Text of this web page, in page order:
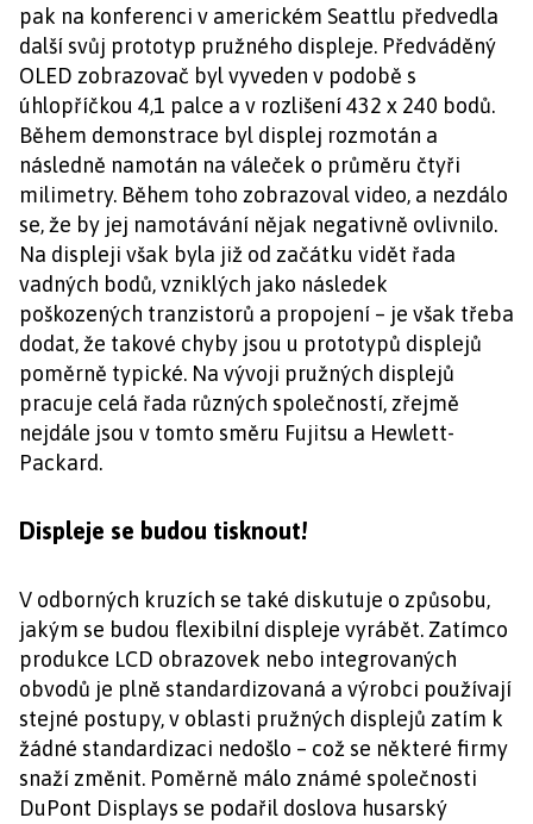
pak na konferenci v americkém Seattlu předvedla
další svůj prototyp pružného displeje. Předváděný
OLED zobrazovač byl vyveden v podobě s
úhlopříčkou 4,1 palce a v rozlišení 432 x 240 bodů.
Během demonstrace byl displej rozmotán a
následně namotán na váleček o průměru čtyři
milimetry. Během toho zobrazoval video, a nezdálo
se, že by jej namotávání nějak negativně ovlivnilo.
Na displeji však byla již od začátku vidět řada
vadných bodů, vzniklých jako následek
poškozených tranzistorů a propojení – je však třeba
dodat, že takové chyby jsou u prototypů displejů
poměrně typické. Na vývoji pružných displejů
pracuje celá řada různých společností, zřejmě
nejdále jsou v tomto směru Fujitsu a Hewlett-
Packard.
Displeje se budou tisknout!
V odborných kruzích se také diskutuje o způsobu,
jakým se budou flexibilní displeje vyrábět. Zatímco
produkce LCD obrazovek nebo integrovaných
obvodů je plně standardizovaná a výrobci používají
stejné postupy, v oblasti pružných displejů zatím k
žádné standardizaci nedošlo – což se některé firmy
snaží změnit. Poměrně málo známé společnosti
DuPont Displays se podařil doslova husarský